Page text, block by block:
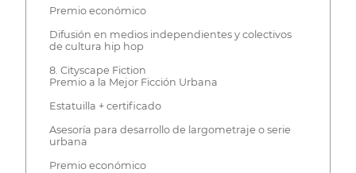
Premio económico
Difusión en medios independientes y colectivos
de cultura hip hop
8. Cityscape Fiction
Premio a la Mejor Ficción Urbana
Estatuilla + certificado
Asesoría para desarrollo de largometraje o serie
urbana
Premio económico